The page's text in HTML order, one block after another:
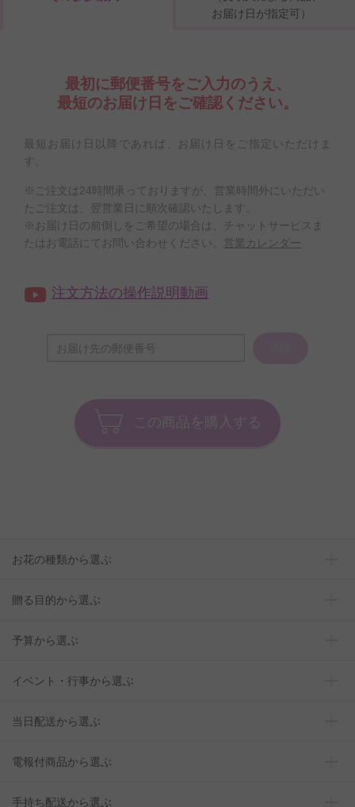
お届け日が指定可）
最初に郵便番号をご入力のうえ、
最短のお届け日をご確認ください。
最短お届け日以降であれば、お届け日をご指定いただけま
す。
※ご注文は24時間承っておりますが、営業時間外にいただい
たご注文は、翌営業日に順次確認いたします。
※お届け日の前倒しをご希望の場合は、チャットサービスま
たはお電話にてお問い合わせください。
営業カレンダー
注文方法の操作説明動画
この商品を購入する
お花の種類から選ぶ
贈る目的から選ぶ
予算から選ぶ
イベント・行事から選ぶ
当日配送から選ぶ
電報付商品から選ぶ
手持ち配送から選ぶ